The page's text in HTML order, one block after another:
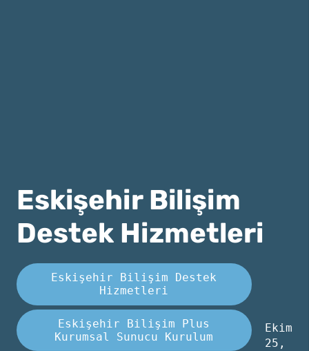
Eskişehir Bilişim
Destek Hizmetleri
Eskişehir Bilişim Destek
Hizmetleri
Eskişehir Bilişim Plus
Kurumsal Sunucu Kurulum
Ekim
25,